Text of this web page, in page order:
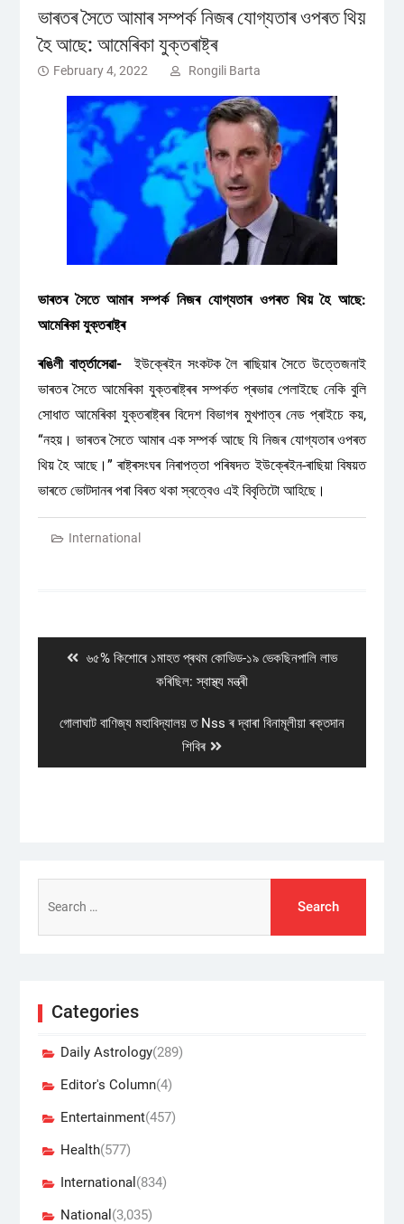
ভাৰতৰ সৈতে আমাৰ সম্পৰ্ক নিজৰ যোগ্যতাৰ ওপৰত থিয়
হৈ আছে: আমেৰিকা যুক্তৰাষ্ট্ৰ
February 4, 2022 Rongili Barta
ভাৰতৰ সৈতে আমাৰ সম্পৰ্ক নিজৰ যোগ্যতাৰ ওপৰত থিয় হৈ আছে:
আমেৰিকা যুক্তৰাষ্ট্ৰ
ৰঙিলী বাৰ্ত্তাসেৱা-ইউক্ৰেইন সংকটক লৈ ৰাছিয়াৰ সৈতে উত্তেজনাই
ভাৰতৰ সৈতে আমেৰিকা যুক্তৰাষ্ট্ৰৰ সম্পৰ্কত প্ৰভাৱ পেলাইছে নেকি বুলি
সোধাত আমেৰিকা যুক্তৰাষ্ট্ৰৰ বিদেশ বিভাগৰ মুখপাত্ৰ নেড প্ৰাইচে কয়,
“নহয়। ভাৰতৰ সৈতে আমাৰ এক সম্পৰ্ক আছে যি নিজৰ যোগ্যতাৰ ওপৰত
থিয় হৈ আছে।” ৰাষ্ট্ৰসংঘৰ নিৰাপত্তা পৰিষদত ইউক্ৰেইন-ৰাছিয়া বিষয়ত
ভাৰতে ভোটদানৰ পৰা বিৰত থকা স্বত্বেও এই বিবৃতিটো আহিছে।
International
Previous
৬৫% কিশোৰে ১মাহত প্ৰথম কোভিড-১৯ ভেকছিনপালি লাভ
কৰিছিল: স্বাস্থ্য মন্ত্ৰী
Next
গোলাঘাট বাণিজ্য মহাবিদ্যালয় ত Nss ৰ দ্বাৰা বিনামূলীয়া ৰক্তদান
শিবিৰ
for:
Categories
Daily Astrology(289)
Editor's Column(4)
Entertainment(457)
Health(577)
International (834)
National (3,035)